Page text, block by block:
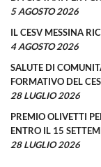
5 AGOSTO 2026
IL CESV MESSINA
4 AGOSTO 2026
SALUTE DI
FORMATIVO DEL
28 LUGLIO 2026
PREMIO OLIVETTI
ENTRO IL 15
28 LUGLIO 2026